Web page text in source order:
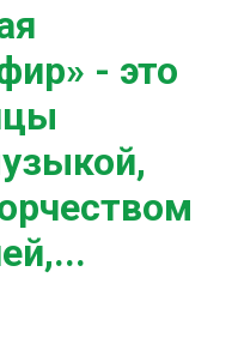
- это